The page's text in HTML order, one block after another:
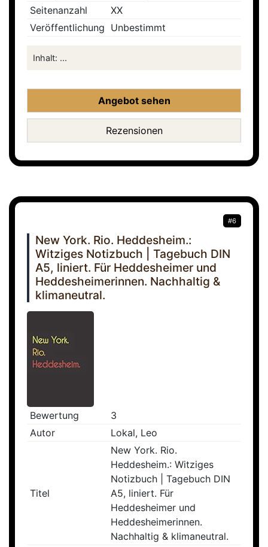
Seitenanzahl
XX
Veröffentlichung Unbestimmt
Inhalt: ...
Angebot sehen
Rezensionen
#6
New York. Rio. Heddesheim.:
Witziges Notizbuch | Tagebuch DIN
A5, liniert. Für Heddesheimer und
Heddesheimerinnen. Nachhaltig &
klimaneutral.
Bewertung
3
Autor
Lokal, Leo
Titel
New York. Rio.
Heddesheim.: Witziges
Notizbuch | Tagebuch DIN
A5, liniert. Für
Heddesheimer und
Heddesheimerinnen.
Nachhaltig & klimaneutral.